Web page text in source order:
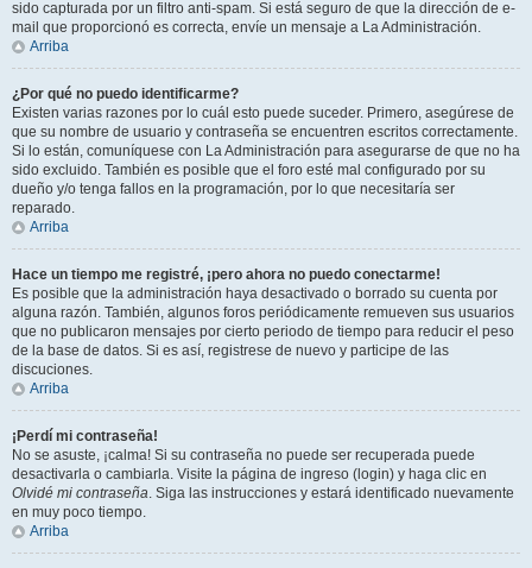
sido capturada por un filtro anti-spam. Si está seguro de que la dirección de e-
mail que proporcionó es correcta, envíe un mensaje a La Administración.
Arriba
¿Por qué no puedo identificarme?
Existen varias razones por lo cuál esto puede suceder. Primero, asegúrese de
que su nombre de usuario y contraseña se encuentren escritos correctamente.
Si lo están, comuníquese con La Administración para asegurarse de que no ha
sido excluido. También es posible que el foro esté mal configurado por su
dueño y/o tenga fallos en la programación, por lo que necesitaría ser
reparado.
Arriba
Hace un tiempo me registré, ¡pero ahora no puedo conectarme!
Es posible que la administración haya desactivado o borrado su cuenta por
alguna razón. También, algunos foros periódicamente remueven sus usuarios
que no publicaron mensajes por cierto periodo de tiempo para reducir el peso
de la base de datos. Si es así, registrese de nuevo y participe de las
discuciones.
Arriba
¡Perdí mi contraseña!
No se asuste, ¡calma! Si su contraseña no puede ser recuperada puede
desactivarla o cambiarla. Visite la página de ingreso (login) y haga clic en
Olvidé mi contraseña. Siga las instrucciones y estará identificado nuevamente
en muy poco tiempo.
Arriba